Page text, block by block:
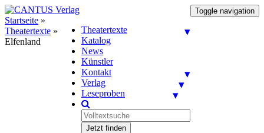
Toggle navigation
Theatertexte
Katalog
News
Künstler
Kontakt
Verlag
Leseproben
Jetzt finden
Startseite »
Theatertexte »
Elfenland